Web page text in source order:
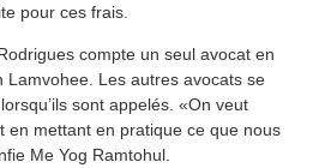
pour ces frais.
compte un seul avocat en
Lamvohee. Les autres avocats se
sont appelés. «On veut
en mettant en pratique ce que nous
Me Yog Ramtohul.